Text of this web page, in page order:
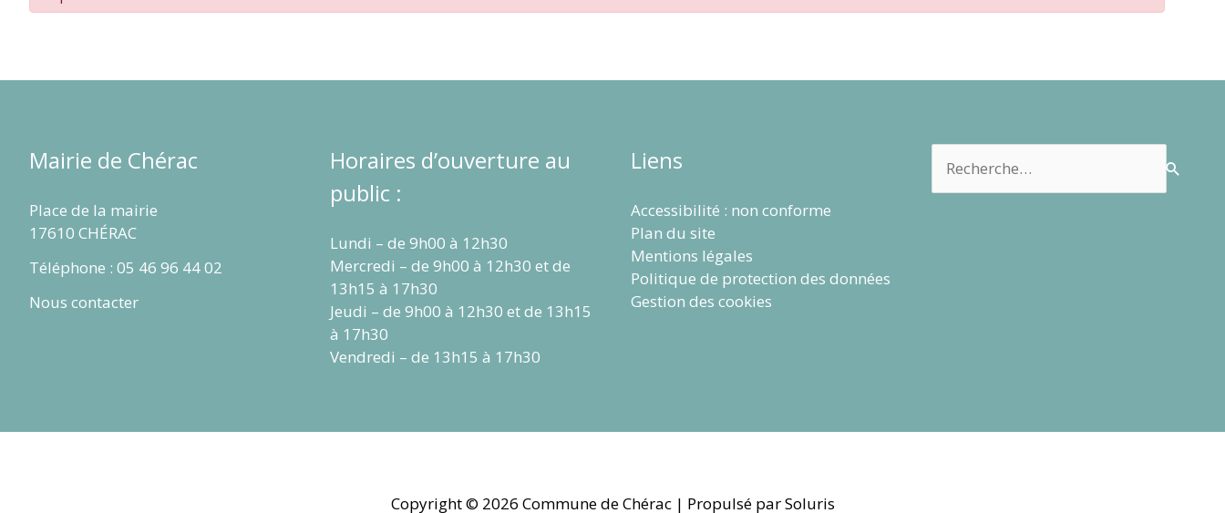
Mairie de Chérac
Place de la mairie
17610 CHÉRAC
Téléphone : 05 46 96 44 02
Nous contacter
Horaires d’ouverture au
public :
Lundi – de 9h00 à 12h30
Mercredi – de 9h00 à 12h30 et de
13h15 à 17h30
Jeudi – de 9h00 à 12h30 et de 13h15
à 17h30
Vendredi – de 13h15 à 17h30
Liens
Accessibilité : non conforme
Plan du site
Mentions légales
Politique de protection des données
Gestion des cookies
Copyright © 2026 Commune de Chérac| Propulsé par Soluris